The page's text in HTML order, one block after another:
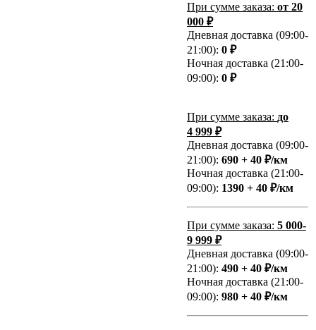
При сумме заказа: от 20
000 ₽
Дневная доставка (09:00-
21:00): 0 ₽
Ночная доставка (21:00-
09:00): 0 ₽
При сумме заказа: до
4 999 ₽
Дневная доставка (09:00-
21:00): 690 + 40 ₽/км
Ночная доставка (21:00-
09:00): 1390 + 40 ₽/км
При сумме заказа: 5 000-
9 999 ₽
Дневная доставка (09:00-
21:00): 490 + 40 ₽/км
Ночная доставка (21:00-
09:00): 980 + 40 ₽/км